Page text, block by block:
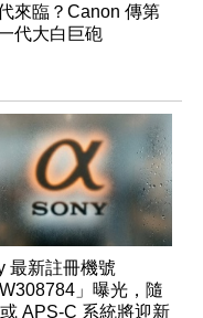
來臨？Canon 傳第
代大白巨砲
最新註冊機號
」曝光，隨
APS-C 系統將迎新